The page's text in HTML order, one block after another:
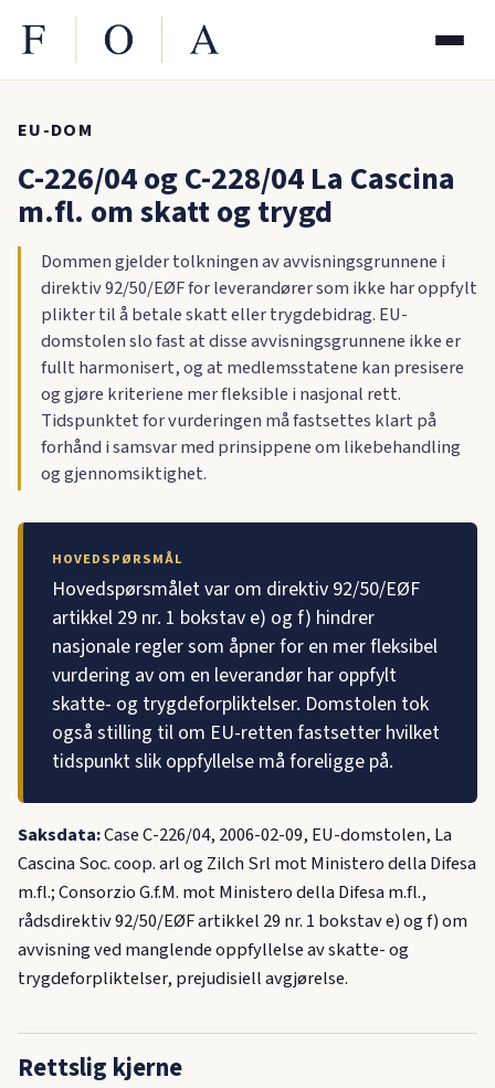
EU-DOM
C-226/04 og C-228/04 La Cascina
m.fl. om skatt og trygd
Dommen gjelder tolkningen av avvisningsgrunnene i
direktiv 92/50/EØF for leverandører som ikke har oppfylt
plikter til å betale skatt eller trygdebidrag. EU-
domstolen slo fast at disse avvisningsgrunnene ikke er
fullt harmonisert, og at medlemsstatene kan presisere
og gjøre kriteriene mer fleksible i nasjonal rett.
Tidspunktet for vurderingen må fastsettes klart på
forhånd i samsvar med prinsippene om likebehandling
og gjennomsiktighet.
HOVEDSPØRSMÅL
Hovedspørsmålet var om direktiv 92/50/EØF
artikkel 29 nr. 1 bokstav e) og f) hindrer
nasjonale regler som åpner for en mer fleksibel
vurdering av om en leverandør har oppfylt
skatte- og trygdeforpliktelser. Domstolen tok
også stilling til om EU-retten fastsetter hvilket
tidspunkt slik oppfyllelse må foreligge på.
Saksdata:Case C-226/04, 2006-02-09, EU-domstolen, La
Cascina Soc. coop. arl og Zilch Srl mot Ministero della Difesa
m.fl.; Consorzio G.f.M. mot Ministero della Difesa m.fl.,
rådsdirektiv 92/50/EØF artikkel 29 nr. 1 bokstav e) og f) om
avvisning ved manglende oppfyllelse av skatte- og
trygdeforpliktelser, prejudisiell avgjørelse.
Rettslig kjerne